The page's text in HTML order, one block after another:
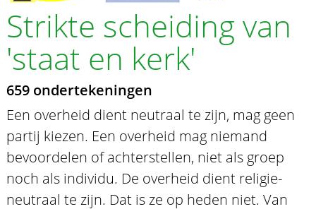
Strikte scheiding van
'staat en kerk'
659 ondertekeningen
Een overheid dient neutraal te zijn, mag geen
partij kiezen. Een overheid mag niemand
bevoordelen of achterstellen, niet als groep
noch als individu. De overheid dient religie-
neutraal te zijn. Dat is ze op heden niet. Van